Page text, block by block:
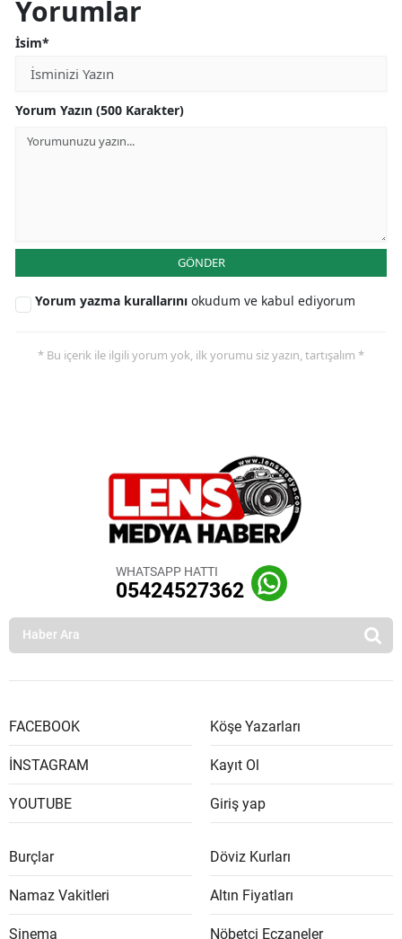
Yorumlar
İsim*
Yorum Yazın (500 Karakter)
GÖNDER
Yorum yazma kurallarını okudum ve kabul ediyorum
* Bu içerik ile ilgili yorum yok, ilk yorumu siz yazın, tartışalım *
WHATSAPP HATTI
05424527362
FACEBOOK
İNSTAGRAM
YOUTUBE
Köşe Yazarları
Kayıt Ol
Giriş yap
Burçlar
Namaz Vakitleri
Sinema
Döviz Kurları
Altın Fiyatları
Nöbetçi Eczaneler